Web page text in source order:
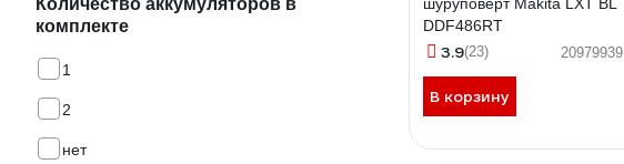
Количество аккумуляторов в
комплекте
1
2
нет
DDF486RT
3.9(23) 20979939
В корзину